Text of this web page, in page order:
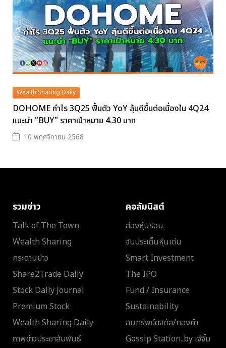
Wealth Sharing Daily
DOHOME กำไร 3Q25 ฟื้นตัว YoY ลุ้นดีขึ้นต่อเนื่องใน 4Q24
แนะนำ "BUY" ราคาเป้าหมาย 4.30 บาท
10 พฤศจิกายน 2568
รวมข่าว
Talk of The Town
Wealth Sharing
กระดานข่าว
Share2Trade Daily
Stock Daily Journal
Premium Stock
Wealth Sharing Daily
ภาพข่าวประชาสัมพันธ์
คอลัมนิสต์
ส่องหุ้นร้อน
จับประเด็นหุ้นเด่น
Smart Investment
The IPO
Fund / Insurance
Sustainability
สินทรัพย์ดิจิทัล/ทองคำ
Gossip Station..by เจ๊จิ๋ม